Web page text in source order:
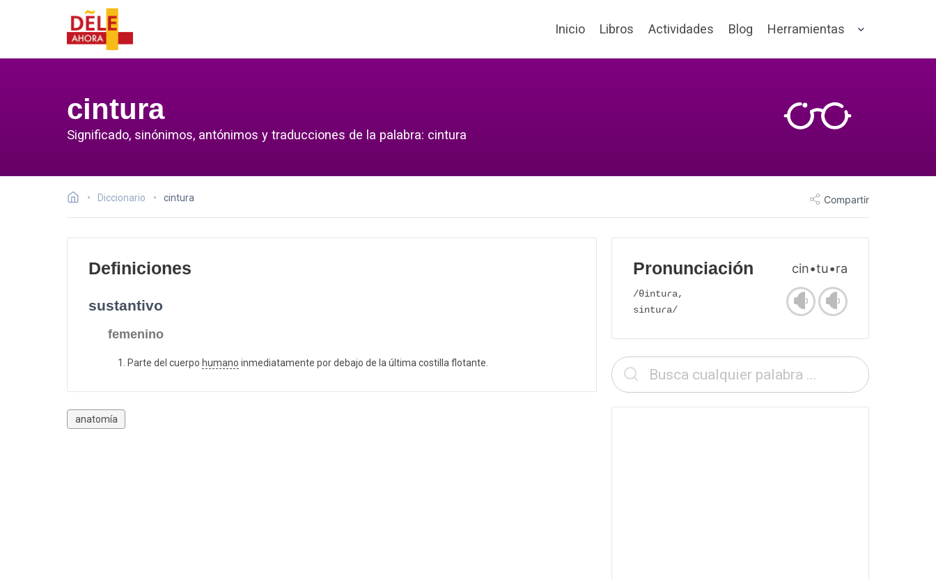
Inicio Libros Actividades Blog Herramientas
cintura
Significado, sinónimos, antónimos y traducciones de la palabra: cintura
Diccionario cintura Compartir
Definiciones
sustantivo
femenino
Parte del cuerpo humano inmediatamente por debajo de la última costilla flotante.
anatomía
Pronunciación cin•tu•ra
/θintuɾa,
sintuɾa/